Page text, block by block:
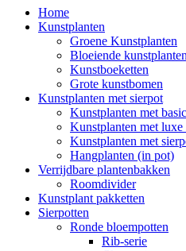
Home
Kunstplanten
Groene Kunstplanten
Bloeiende kunstplanten
Kunstboeketten
Grote kunstbomen
Kunstplanten met sierpot
Kunstplanten met
Kunstplanten met luxe
Kunstplanten met
Hangplanten (in pot)
Verrijdbare plantenbakken
Roomdivider
Kunstplant pakketten
Sierpotten
Ronde bloempotten
Rib-serie